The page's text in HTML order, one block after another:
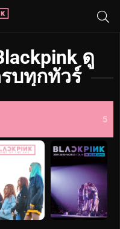
ดู
บทุกทัวร์
5